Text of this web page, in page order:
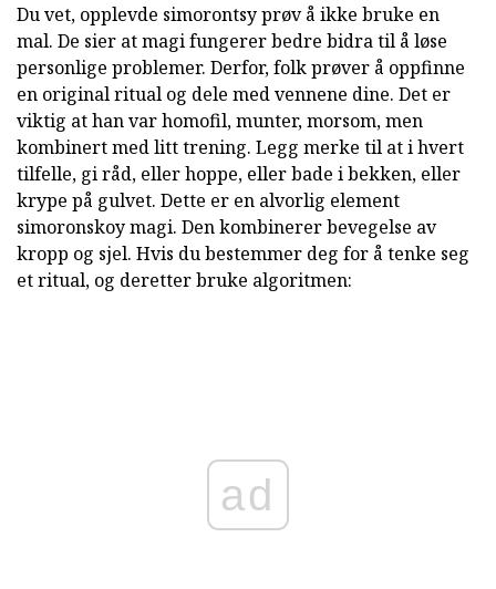
Du vet, opplevde simorontsy prøv å ikke bruke en
mal. De sier at magi fungerer bedre bidra til å løse
personlige problemer. Derfor, folk prøver å oppfinne
en original ritual og dele med vennene dine. Det er
viktig at han var homofil, munter, morsom, men
kombinert med litt trening. Legg merke til at i hvert
tilfelle, gi råd, eller hoppe, eller bade i bekken, eller
krype på gulvet. Dette er en alvorlig element
simoronskoy magi. Den kombinerer bevegelse av
kropp og sjel. Hvis du bestemmer deg for å tenke seg
et ritual, og deretter bruke algoritmen:
ad